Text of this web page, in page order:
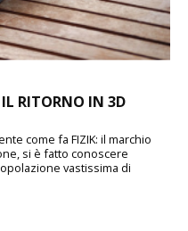
RITORNO IN 3D
come fa FIZIK: il marchio
si è fatto conoscere
vastissima di